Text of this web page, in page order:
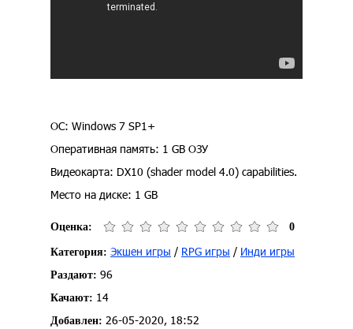
ОС: Windows 7 SP1+
Оперативная память: 1 GB ОЗУ
Видеокарта: DX10 (shader model 4.0) capabilities.
Место на диске: 1 GB
Оценка: 0
Категория: Экшен игры / RPG игры / Инди игры
Раздают: 96
Качают: 14
Добавлен: 26-05-2020, 18:52